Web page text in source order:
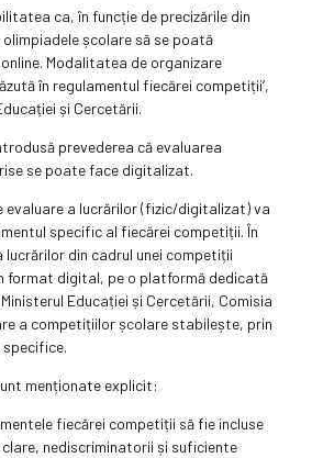
ca, în funcție de precizările din
școlare să se poată
Modalitatea de organizare
în regulamentul fiecărei competiții’,
și Cercetării.
prevederea că evaluarea
se poate face digitalizat.
a lucrărilor (fizic/digitalizat) va
specific al fiecărei competiții. În
lucrărilor din cadrul unei competiții
format digital, pe o platformă dedicată
Educației și Cercetării, Comisia
a competițiilor școlare stabilește, prin
menționate explicit:
fiecărei competiții să fie incluse
nediscriminatorii și suficiente